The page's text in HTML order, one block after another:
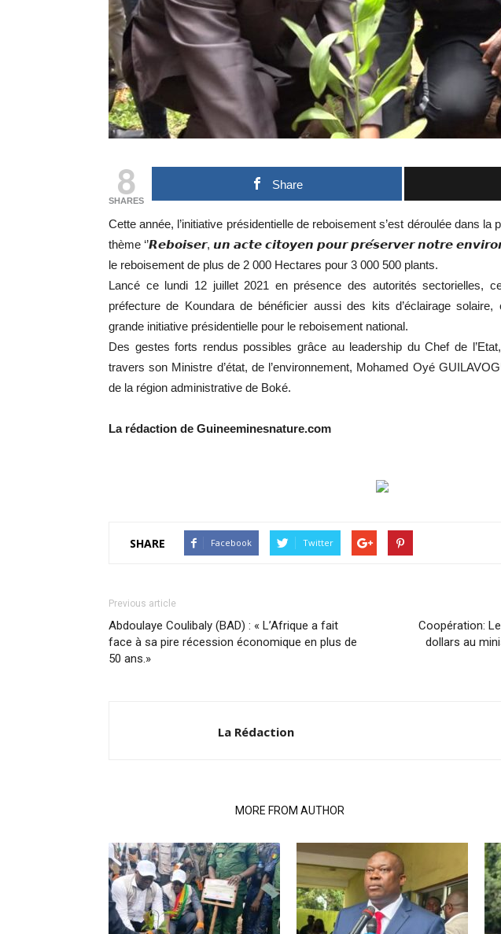
8
SHARES
Share
Cette année, l’initiative présidentielle de reboisement s’est déroulée dans la
thème ‘’𝙍𝙚𝙗𝙤𝙞𝙨𝙚𝙧, 𝙪𝙣 𝙖𝙘𝙩𝙚 𝙘𝙞𝙩𝙤𝙮𝙚𝙣 𝙥𝙤𝙪𝙧 𝙥𝙧𝙚́𝙨𝙚𝙧𝙫𝙚𝙧 𝙣𝙤𝙩𝙧𝙚
le reboisement de plus de 2 000 Hectares pour 3 000 500 plants.
Lancé ce lundi 12 juillet 2021 en présence des autorités sectorielles,
préfecture de Koundara de bénéficier aussi des kits d’éclairage solaire,
grande initiative présidentielle pour le reboisement national.
Des gestes forts rendus possibles grâce au leadership du Chef de
travers son Ministre d’état, de l’environnement, Mohamed Oyé
de la région administrative de Boké.
La rédaction de Guineeminesnature.com
SHARE Facebook Twitter
Previous article
Abdoulaye Coulibaly (BAD) : « L’Afrique a fait
face à sa pire récession économique en plus de
50 ans.»
Coopération:
dollars au
La Rédaction
MORE FROM AUTHOR